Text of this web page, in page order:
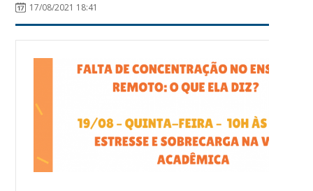
17/08/2021 18:41